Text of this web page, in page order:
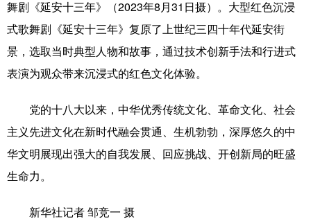
彩票 娱乐 时尚 悦读
文化产业
北京 天津 河北 山西
辽宁
浙江 安徽
舞剧《延安十三年》（2023年8月31日摄）。大型红色沉浸
式歌舞剧《延安十三年》复原了上世纪三四十年代延安街
景，选取当时典型人物和故事，通过技术创新手法和行进式
表演为观众带来沉浸式的红色文化体验。
党的十八大以来，中华优秀传统文化、革命文化、社会
主义先进文化在新时代融会贯通、生机勃勃，深厚悠久的中
华文明展现出强大的自我发展、回应挑战、开创新局的旺盛
生命力。
新华社记者 邹竞一 摄